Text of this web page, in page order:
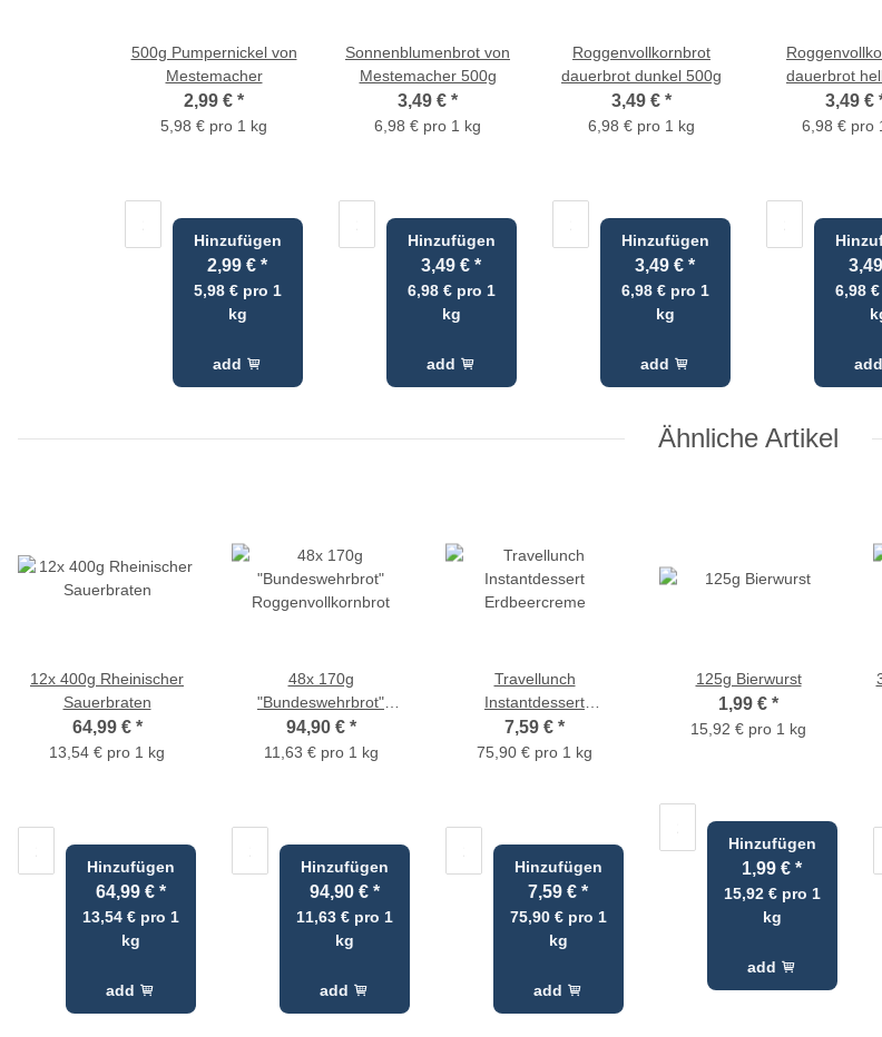
500g Pumpernickel von
Mestemacher
2,99 € *
5,98 € pro 1 kg
Hinzufügen
2,99 €*
5,98 € pro 1
kg
add
Sonnenblumenbrot von
Mestemacher 500g
3,49 € *
6,98 € pro 1 kg
Hinzufügen
3,49 €*
6,98 € pro 1
kg
add
Roggenvollkornbrot
dauerbrot dunkel 500g
3,49 € *
6,98 € pro 1 kg
Hinzufügen
3,49 €*
6,98 € pro 1
kg
add
dauerbrot
3,49 €
6,98 € pro
6,98
add
Ähnliche Artikel
12x 400g Rheinischer
Sauerbraten
64,99 € *
13,54 € pro 1 kg
Hinzufügen
64,99 € *
13,54 € pro 1
kg
add
48x 170g
"Bundeswehrbrot"
Roggenvollkornbrot
94,90 € *
11,63 € pro 1 kg
Hinzufügen
94,90 € *
11,63 € pro 1
kg
add
Travellunch
Instantdessert
Erdbeercreme
7,59 € *
75,90 € pro 1 kg
Hinzufügen
7,59 €*
75,90 € pro 1
kg
add
125g Bierwurst
1,99 € *
15,92 € pro 1 kg
Hinzufügen
1,99 €*
15,92 € pro 1
kg
add